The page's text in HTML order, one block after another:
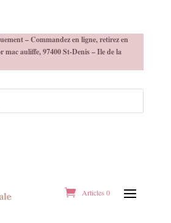
– Commandez en ligne, retirez en
mac auliffe, 97400 St-Denis – Ile de la
Articles 0